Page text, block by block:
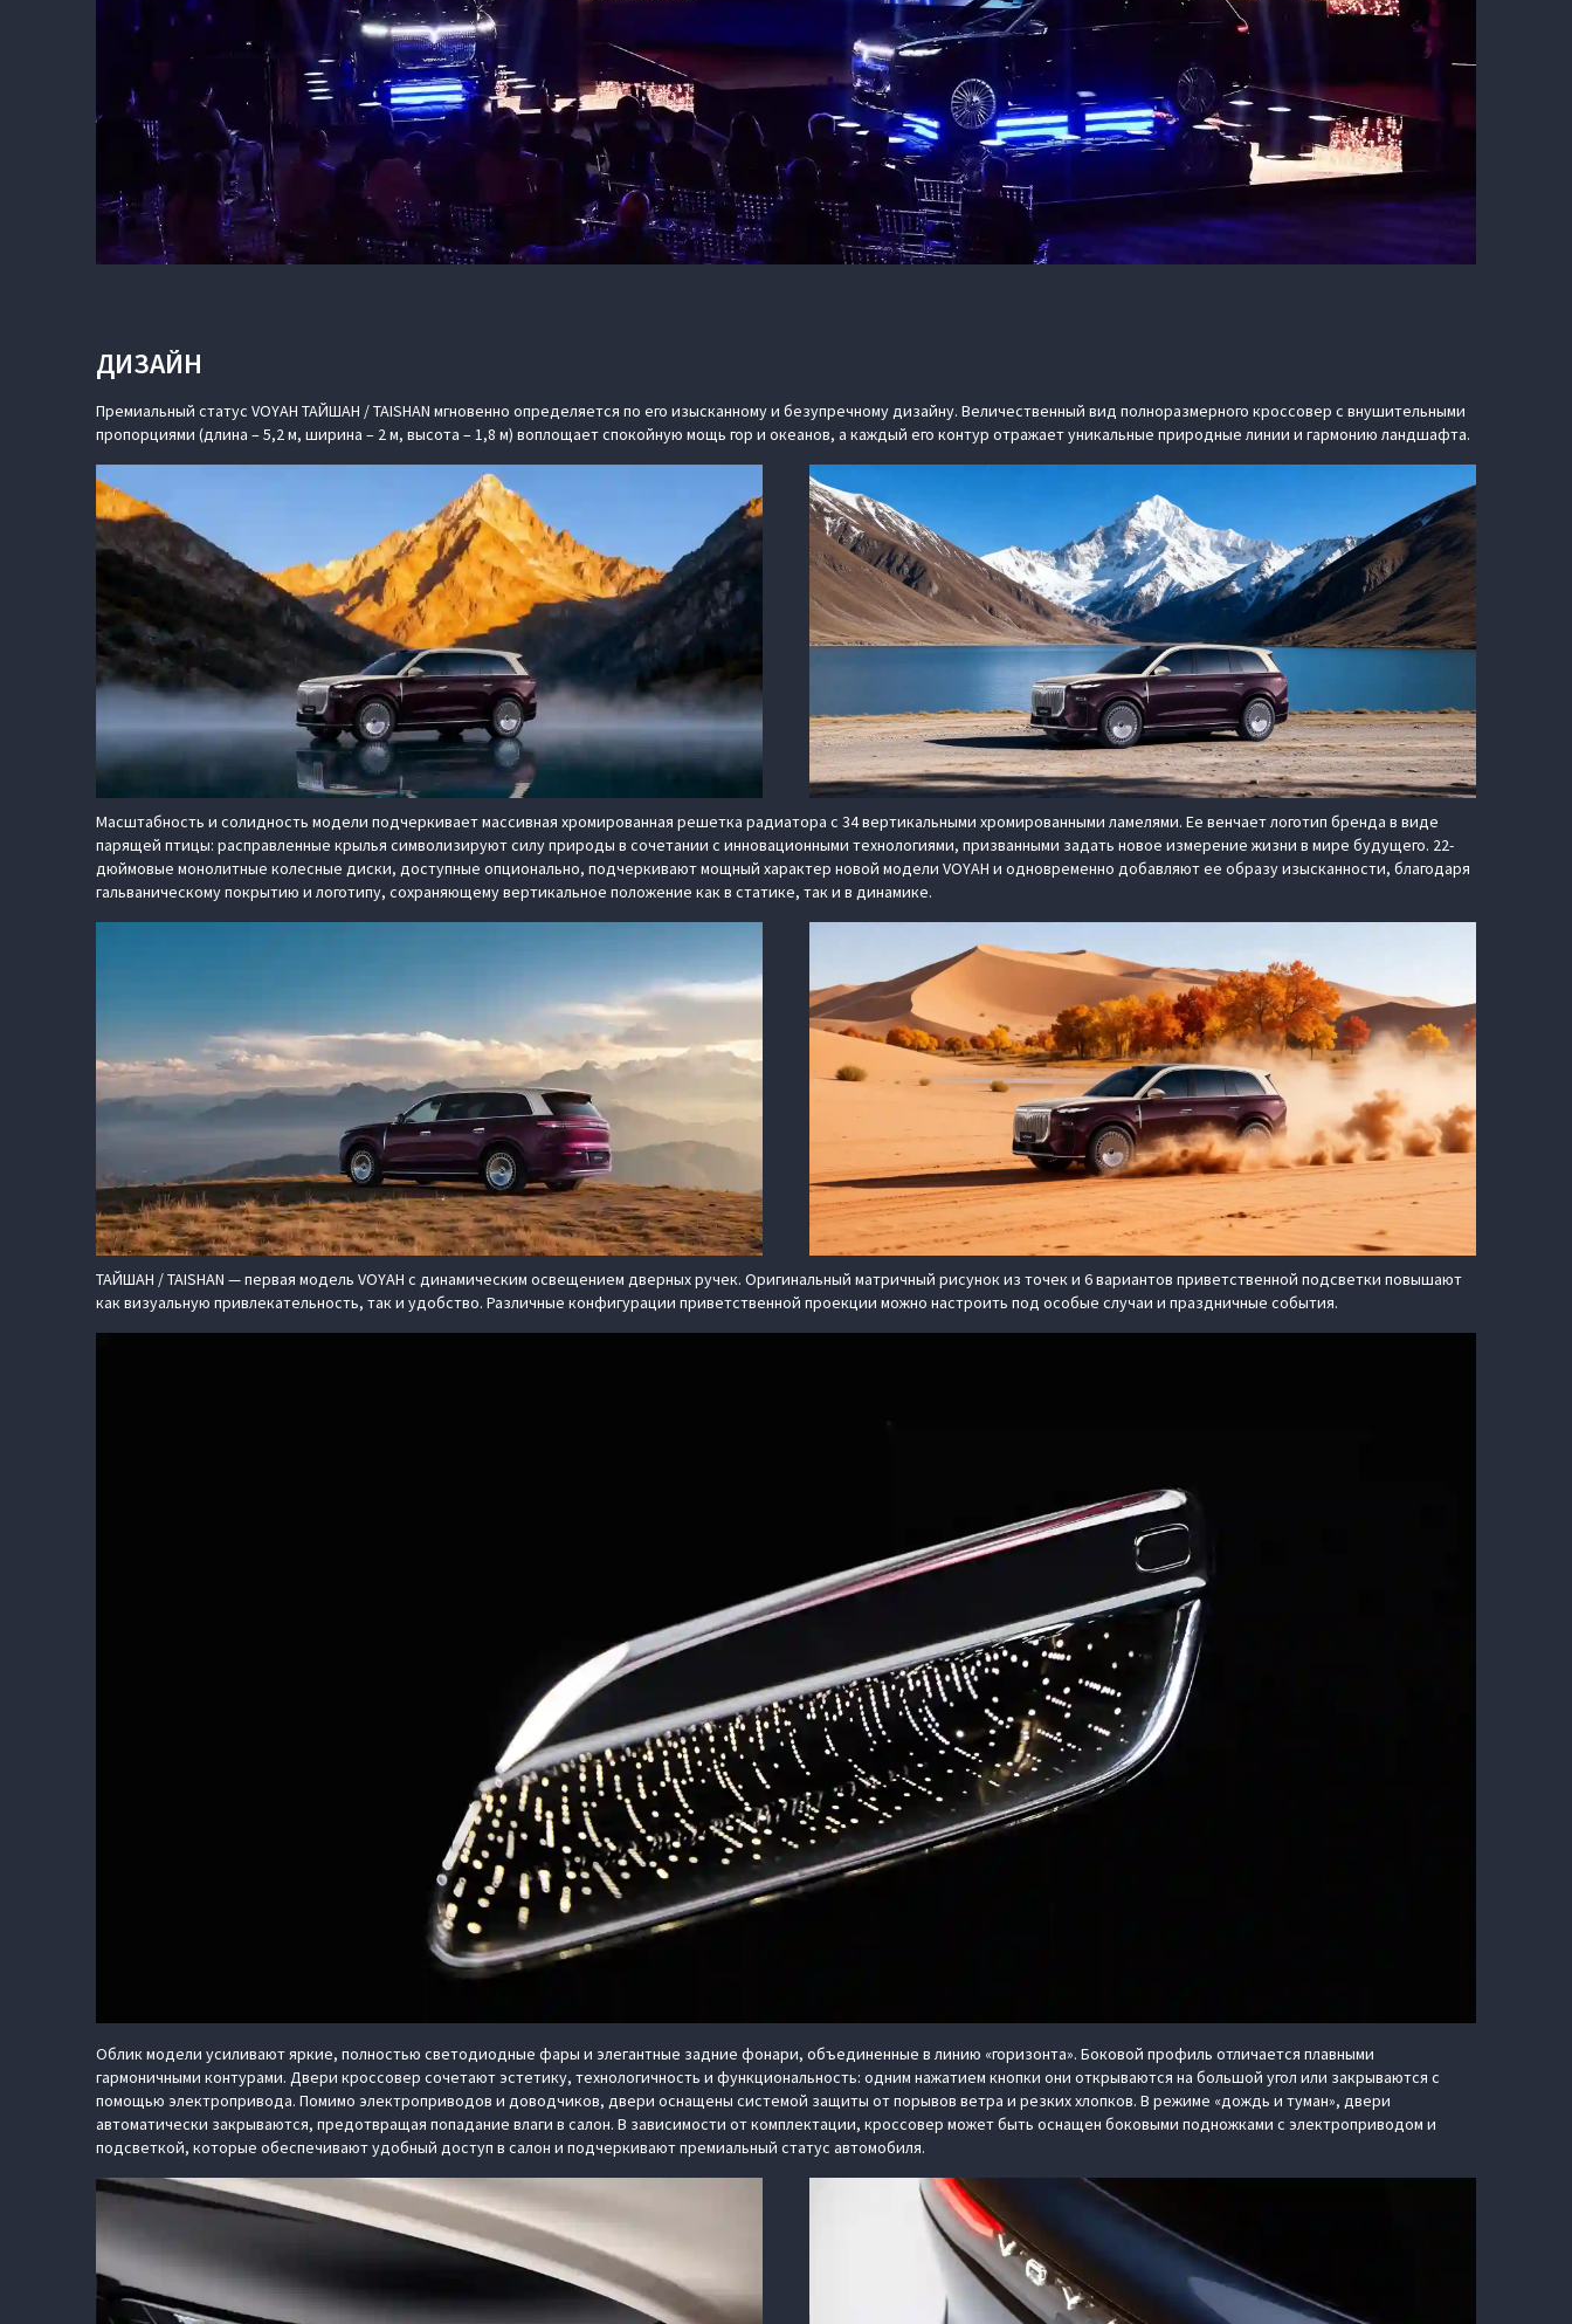
ДИЗАЙН
Премиальный статус VOYAH ТАЙШАН / TAISHAN мгновенно определяется по его изысканному и безупречному дизайну. Величественный вид полноразмерного кроссовер с внушительными
пропорциями (длина – 5,2 м, ширина – 2 м, высота – 1,8 м) воплощает спокойную мощь гор и океанов, а каждый его контур отражает уникальные природные линии и гармонию ландшафта.
Масштабность и солидность модели подчеркивает массивная хромированная решетка радиатора с 34 вертикальными хромированными ламелями. Ее венчает логотип бренда в виде
парящей птицы: расправленные крылья символизируют силу природы в сочетании с инновационными технологиями, призванными задать новое измерение жизни в мире будущего. 22-
дюймовые монолитные колесные диски, доступные опционально, подчеркивают мощный характер новой модели VOYAH и одновременно добавляют ее образу изысканности, благодаря
гальваническому покрытию и логотипу, сохраняющему вертикальное положение как в статике, так и в динамике.
ТАЙШАН / TAISHAN — первая модель VOYAH с динамическим освещением дверных ручек. Оригинальный матричный рисунок из точек и 6 вариантов приветственной подсветки повышают
как визуальную привлекательность, так и удобство. Различные конфигурации приветственной проекции можно настроить под особые случаи и праздничные события.
Облик модели усиливают яркие, полностью светодиодные фары и элегантные задние фонари, объединенные в линию «горизонта». Боковой профиль отличается плавными
гармоничными контурами. Двери кроссовер сочетают эстетику, технологичность и функциональность: одним нажатием кнопки они открываются на большой угол или закрываются с
помощью электропривода. Помимо электроприводов и доводчиков, двери оснащены системой защиты от порывов ветра и резких хлопков. В режиме «дождь и туман», двери
автоматически закрываются, предотвращая попадание влаги в салон. В зависимости от комплектации, кроссовер может быть оснащен боковыми подножками с электроприводом и
подсветкой, которые обеспечивают удобный доступ в салон и подчеркивают премиальный статус автомобиля.